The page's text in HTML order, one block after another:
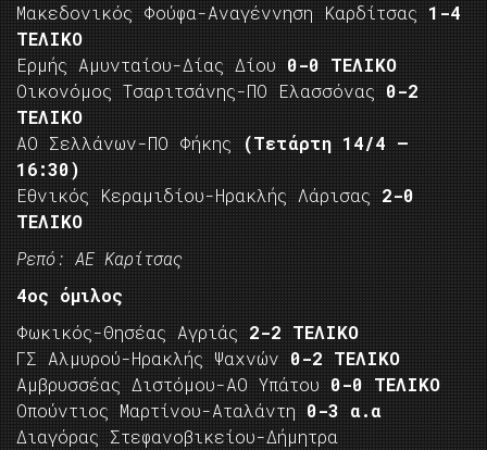
Μακεδονικός Φούφα-Αναγέννηση Καρδίτσας 1-4
ΤΕΛΙΚΟ
Ερμής Αμυνταίου-Δίας Δίου 0-0 ΤΕΛΙΚΟ
Οικονόμος Τσαριτσάνης-ΠΟ Ελασσόνας 0-2
ΤΕΛΙΚΟ
ΑΟ Σελλάνων-ΠΟ Φήκης
(Τετάρτη 14/4 –
16:30)
Εθνικός Κεραμιδίου-Ηρακλής Λάρισας 2-0
ΤΕΛΙΚΟ
Ρεπό: ΑΕ Καρίτσας
4ος όμιλος
Φωκικός-Θησέας Αγριάς 2-2 ΤΕΛΙΚΟ
ΓΣ Αλμυρού-Ηρακλής Ψαχνών 0-2 ΤΕΛΙΚΟ
Αμβρυσσέας Διστόμου-ΑΟ Υπάτου 0-0 ΤΕΛΙΚΟ
Οπούντιος Μαρτίνου-Αταλάντη 0-3 α.α
Διαγόρας Στεφανοβικείου-Δήμητρα